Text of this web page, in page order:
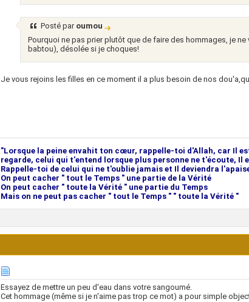
Posté par oumou
Pourquoi ne pas prier plutôt que de faire des hommages, je
babtou), désolée si je choques!
Je vous rejoins les filles en ce moment il a plus besoin de nos
‎"Lorsque la peine envahit ton cœur, rappelle-toi d'Allah, car Il
regarde, celui qui t'entend lorsque plus personne ne t'écoute, Il
Rappelle-toi de celui qui ne t'oublie jamais et Il deviendra
On peut cacher " tout le Temps " une partie de la Vérité
On peut cacher " toute la Vérité " une partie du Temps
Mais on ne peut pas cacher " tout le Temps " " toute la Vérité "
Essayez de mettre un peu d'eau dans votre sangoumé.
Cet hommage (même si je n'aime pas trop ce mot) a pour simple